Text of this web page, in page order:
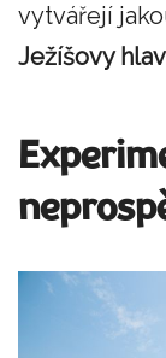
vytvářejí
Ježíšovy